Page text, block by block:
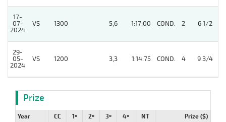
17-
07-
2024
VS 1300 5,6 1:17:00 COND. 2 6 1/2
29-
05-
2024
VS 1200 3,3 1:14:75 COND. 4 9 3/4
Prize
Year CC 1º 2º 3º 4º NT Prize ($)